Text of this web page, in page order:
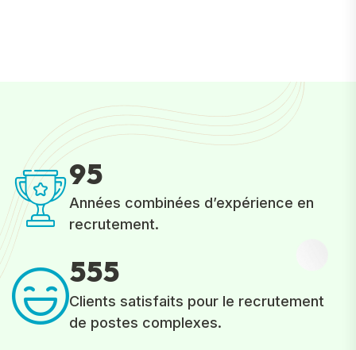
95
Années combinées d’expérience en
recrutement.
555
Clients satisfaits pour le recrutement
de postes complexes.